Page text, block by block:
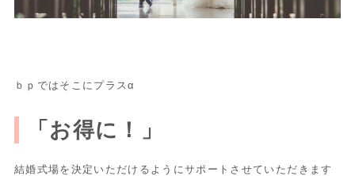
ｂｐではそこにプラスα
「お得に！」
結婚式場を決定いただけるようにサポートさせていただきます